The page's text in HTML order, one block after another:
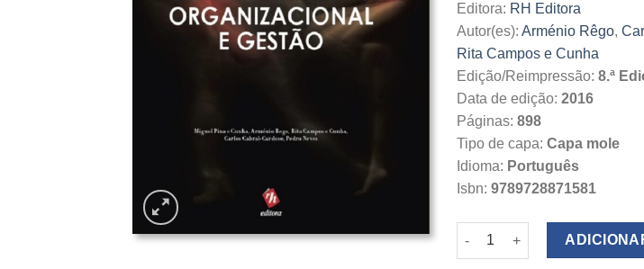
Editora: RH Editora
Autor(es): Arménio Rêgo,
Rita Campos e Cunha
Edição/Reimpressão: 8.ª
Data de edição: 2016
Páginas: 898
Tipo de capa: Capa mole
Idioma: Português
Isbn: 9789728871581
Quantidade de Manual de